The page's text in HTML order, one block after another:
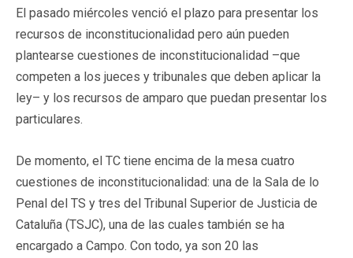
El pasado miércoles venció el plazo para presentar los
recursos de inconstitucionalidad pero aún pueden
plantearse cuestiones de inconstitucionalidad –que
competen a los jueces y tribunales que deben aplicar la
ley– y los recursos de amparo que puedan presentar los
particulares.
De momento, el TC tiene encima de la mesa cuatro
cuestiones de inconstitucionalidad: una de la Sala de lo
Penal del TS y tres del Tribunal Superior de Justicia de
Cataluña (TSJC), una de las cuales también se ha
encargado a Campo. Con todo, ya son 20 las